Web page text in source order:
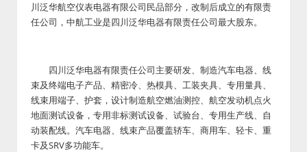
川泛华航空仪表电器有限公司民品部分，改制后成立的有限责
任公司，中航工业是四川泛华电器有限责任公司最大股东。
四川泛华电器有限责任公司主要研发、制造汽车电器、线
束及终端电子产品、精密冷、热模具、工装夹具、专用量具、
线束用端子、护套，设计制造航空燃油测控、航空发动机点火
地面测试设备，专用非标测试设备、试验台、专用生产线、自
动装配线。汽车电器、线束产品覆盖轿车、商用车、轻卡、重
卡及SRV多功能车。